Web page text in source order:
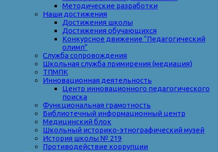
Методические разработки
Наши достижения
Достижения школы
Достижения обучающихся
Конкурсное движение “Педагогический
олимп”
Служба сопровождения
Школьная служба примирения (медиация)
ТПМПК
Инновационная деятельность
Центр инновационного педагогического
поиска
Функциональная грамотность
Библиотечный информационный центр
Медицинский блок
Школьный историко-этнографический музей
История школы № 219
Противодействие коррупции